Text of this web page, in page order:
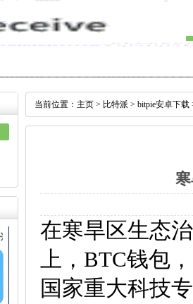
当前位置： 主页 > 比特派 > bitpie安卓下载
在寒旱区生态
上，BTC钱包
国家重大科技